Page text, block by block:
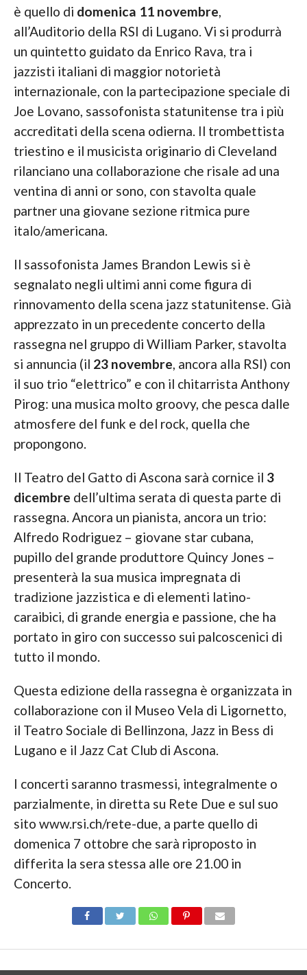
è quello di domenica 11 novembre
all’Auditorio della RSI di Lugano. Vi si produrrà
un quintetto guidato da Enrico Rava, tra i
jazzisti italiani di maggior notorietà
internazionale, con la partecipazione speciale di
Joe Lovano, sassofonista statunitense tra i più
accreditati della scena odierna. Il trombettista
triestino e il musicista originario di Cleveland
rilanciano una collaborazione che risale ad una
ventina di anni or sono, con stavolta quale
partner una giovane sezione ritmica pure
italo/americana.
Il sassofonista James Brandon Lewis si è
segnalato negli ultimi anni come figura di
rinnovamento della scena jazz statunitense. Già
apprezzato in un precedente concerto della
rassegna nel gruppo di William Parker, stavolta
si annuncia (il 23 novembre , ancora alla RSI) con
il suo trio “elettrico” e con il chitarrista Anthony
Pirog: una musica molto groovy, che pesca dalle
atmosfere del funk e del rock, quella che
propongono.
Il Teatro del Gatto di Ascona sarà cornice il 3
dicembre dell’ultima serata di questa parte di
rassegna. Ancora un pianista, ancora un trio:
Alfredo Rodriguez – giovane star cubana,
pupillo del grande produttore Quincy Jones –
presenterà la sua musica impregnata di
tradizione jazzistica e di elementi latino-
caraibici, di grande energia e passione, che ha
portato in giro con successo sui palcoscenici di
tutto il mondo.
Questa edizione della rassegna è organizzata in
collaborazione con il Museo Vela di Ligornetto,
il Teatro Sociale di Bellinzona, Jazz in Bess di
Lugano e il Jazz Cat Club di Ascona.
I concerti saranno trasmessi, integralmente o
parzialmente, in diretta su Rete Due e sul suo
sito www.rsi.ch/rete-due, a parte quello di
domenica 7 ottobre che sarà riproposto in
differita la sera stessa alle ore 21.00 in
Concerto.